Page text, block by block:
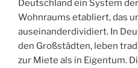
Deutschland ein System
Wohnraums etabliert, das
auseinanderdividiert. In
den Großstädten, leben
zur Miete als in Eigentum.